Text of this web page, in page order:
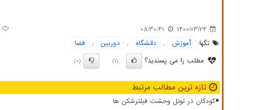
1400/03/24
08:30:41
تگها:
آموزش , دانشگاه , دوربین ,
فضا
مطلب را می پسندید؟
(1)
(0)
تازه ترین مطالب مرتبط
کودکان در تونل وحشت فیلترشکن ها